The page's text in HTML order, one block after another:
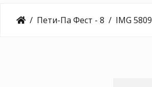
Пети-Па Фест - 8 IMG 5809